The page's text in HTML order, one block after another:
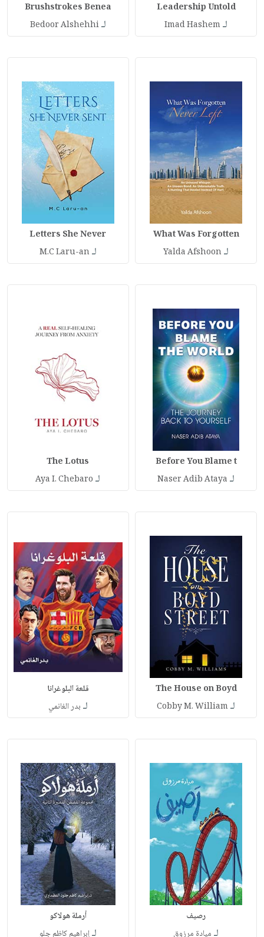
Leadership Untold
لـImad Hashem
Brushstrokes Benea
لـBedoor Alshehhi
What Was Forgotten
لـYalda Afshoon
Letters She Never
لـM.C Laru-an
Before You Blame t
لـ Naser Adib Ataya
The Lotus
لـ Aya I. Chebaro
The House on Boyd
لـCobby M. William
قلعة البلوغرانا
لـ بدر الغانمي
رصيف
ميادة مرزوق
أرملة هولاكو
إبراهيم كاظم جلو